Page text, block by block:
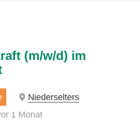
(m/w/d) im
Niederselters
1 Monat